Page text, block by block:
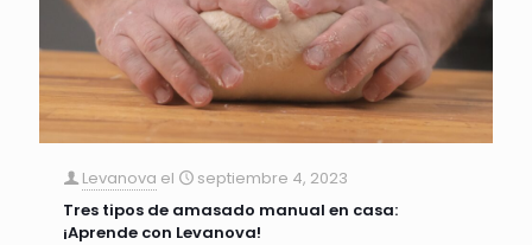
Levanova el
septiembre 4, 2023
Tres tipos de amasado manual en casa:
¡Aprende con Levanova!